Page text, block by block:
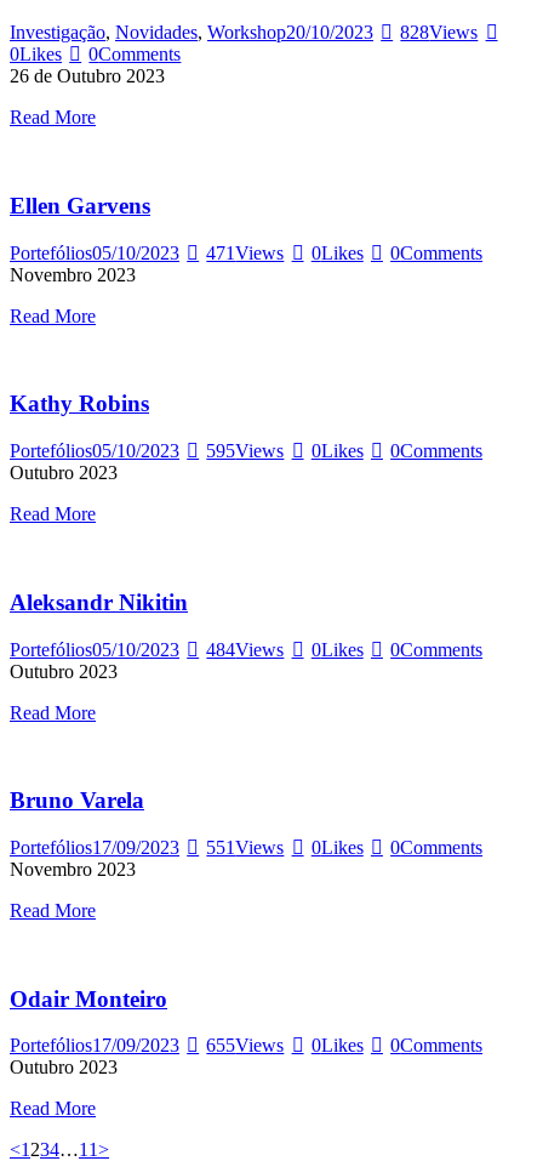
Investigação, Novidades, Workshop20/10/2023 828Views
0Likes 0Comments
26 de Outubro 2023
Read More
Ellen Garvens
Portefólios05/10/2023 471Views 0Likes 0Comments
Novembro 2023
Read More
Kathy Robins
Portefólios05/10/2023 595Views 0Likes 0Comments
Outubro 2023
Read More
Aleksandr Nikitin
Portefólios05/10/2023 484Views 0Likes 0Comments
Outubro 2023
Read More
Bruno Varela
Portefólios17/09/2023 551Views 0Likes 0Comments
Novembro 2023
Read More
Odair Monteiro
Portefólios17/09/2023 655Views 0Likes 0Comments
Outubro 2023
Read More
Paginação
<Page
1 Page
2Page
3Page
4…Page
11>